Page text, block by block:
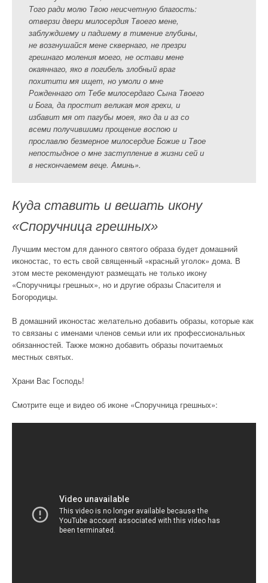
Того ради молю Твою неисчетную благость:
отверзи двери милосердия Твоего мене,
заблуждшему и падшему в тимение глубины,
не возгнушайся мене сквернаго, не презри
грешнаго моления моего, не остави мене
окаяннаго, яко в погибель злобный враг
похитити мя ищет, но умоли о мне
Рожденнаго от Тебе милосердаго Сына Твоего
и Бога, да простит великая моя грехи, и
избавит мя от пагубы моея, яко да и аз со
всеми получившими прощение воспою и
прославлю безмерное милосердие Божие и Твое
непостыдное о мне заступление в жизни сей и
в нескончаемем веце. Аминь».
Куда ставить и вешать икону
«Споручница грешных»
Лучшим местом для данного святого образа будет домашний
иконостас, то есть свой священный «красный уголок» дома. В
этом месте рекомендуют размещать не только икону
«Споручницы грешных», но и другие образы Спасителя и
Богородицы.
В домашний иконостас желательно добавить образы, которые как
то связаны с именами членов семьи или их профессиональных
обязанностей. Также можно добавить образы почитаемых
местных святых.
Храни Вас Господь!
Смотрите еще и видео об иконе «Споручница грешных»: